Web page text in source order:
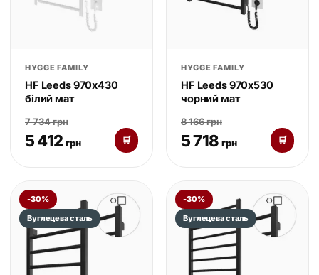
HYGGE FAMILY
HF Leeds 970х430
білий мат
7 734 грн
5 412 грн 🛒
HYGGE FAMILY
HF Leeds 970х530
чорний мат
8 166 грн
5 718 грн 🛒
-30%
Вуглецева сталь
-30%
Вуглецева сталь